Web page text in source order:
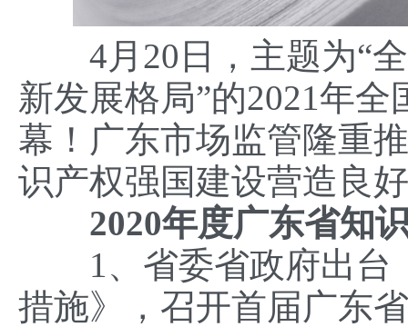
4月20日，主题为“全
新发展格局”的2021年
幕！广东市场监管隆重
识产权强国建设营造良
2020年度广东省知
1、省委省政府出台
措施》，召开首届广东